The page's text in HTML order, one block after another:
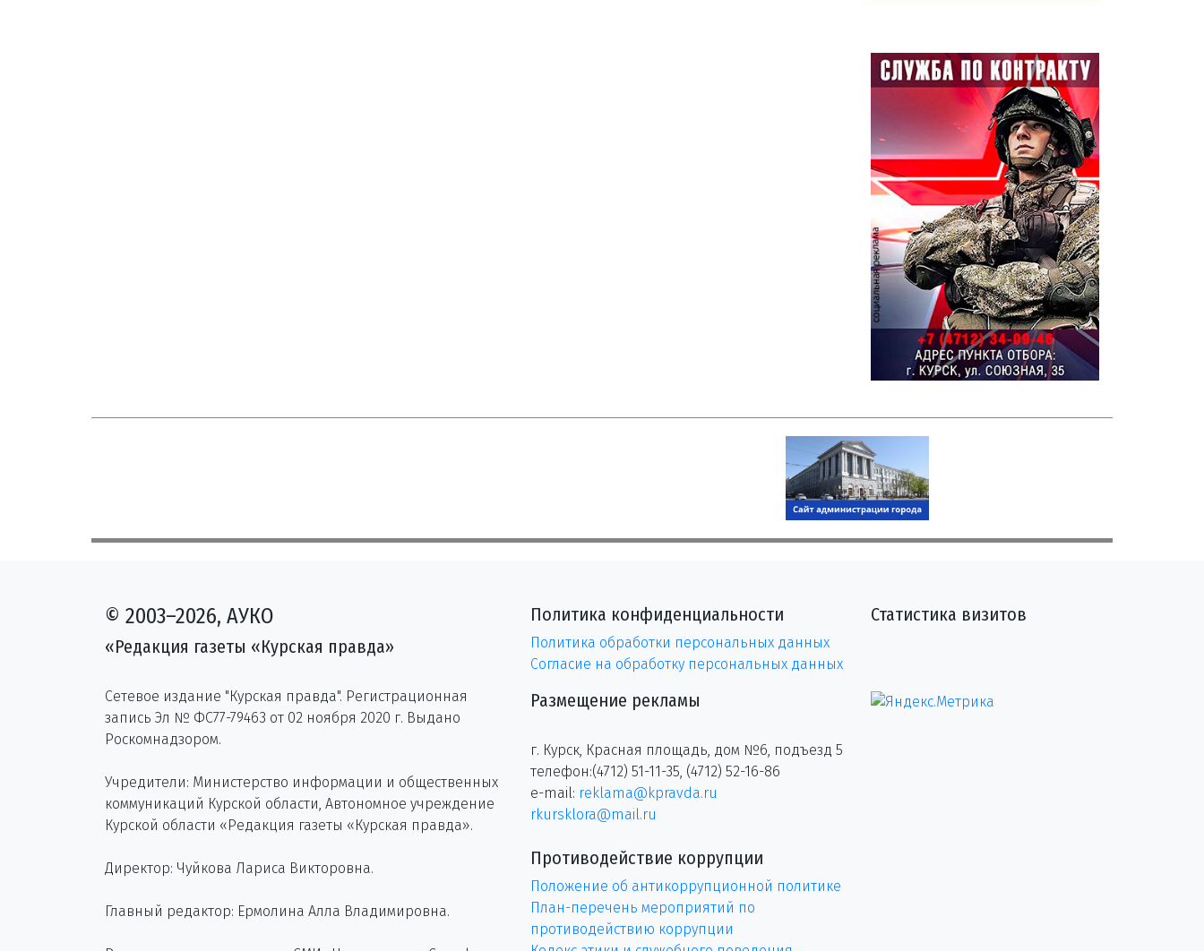
© 2003–2026, АУКО
«Редакция газеты «Курская правда»
Сетевое издание "Курская правда". Регистрационная
запись Эл № ФС77-79463 от 02 ноября 2020 г. Выдано
Роскомнадзором.
Учредители: Министерство информации и общественных
коммуникаций Курской области, Автономное учреждение
Курской области «Редакция газеты «Курская правда».
Директор: Чуйкова Лариса Викторовна.
Главный редактор: Ермолина Алла Владимировна.
Политика конфиденциальности
Политика обработки персональных данных
Согласие на обработку персональных данных
Размещение рекламы
г. Курск, Красная площадь, дом №6, подъезд 5
телефон:(4712) 51-11-35, (4712) 52-16-86
e-mail: reklama@kpravda.ru
rkursklora@mail.ru
Противодействие коррупции
Положение об антикоррупционной политике
План-перечень мероприятий по
противодействию коррупции
Статистика визитов